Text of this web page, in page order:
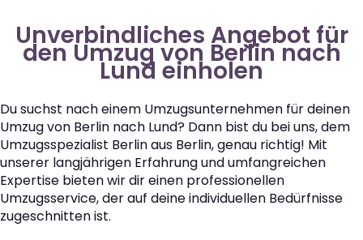
Unverbindliches Angebot für
den Umzug von Berlin nach
Lund einholen
Du suchst nach einem Umzugsunternehmen für deinen
Umzug von Berlin nach Lund? Dann bist du bei uns, dem
Umzugsspezialist Berlin aus Berlin, genau richtig! Mit
unserer langjährigen Erfahrung und umfangreichen
Expertise bieten wir dir einen professionellen
Umzugsservice, der auf deine individuellen Bedürfnisse
zugeschnitten ist.